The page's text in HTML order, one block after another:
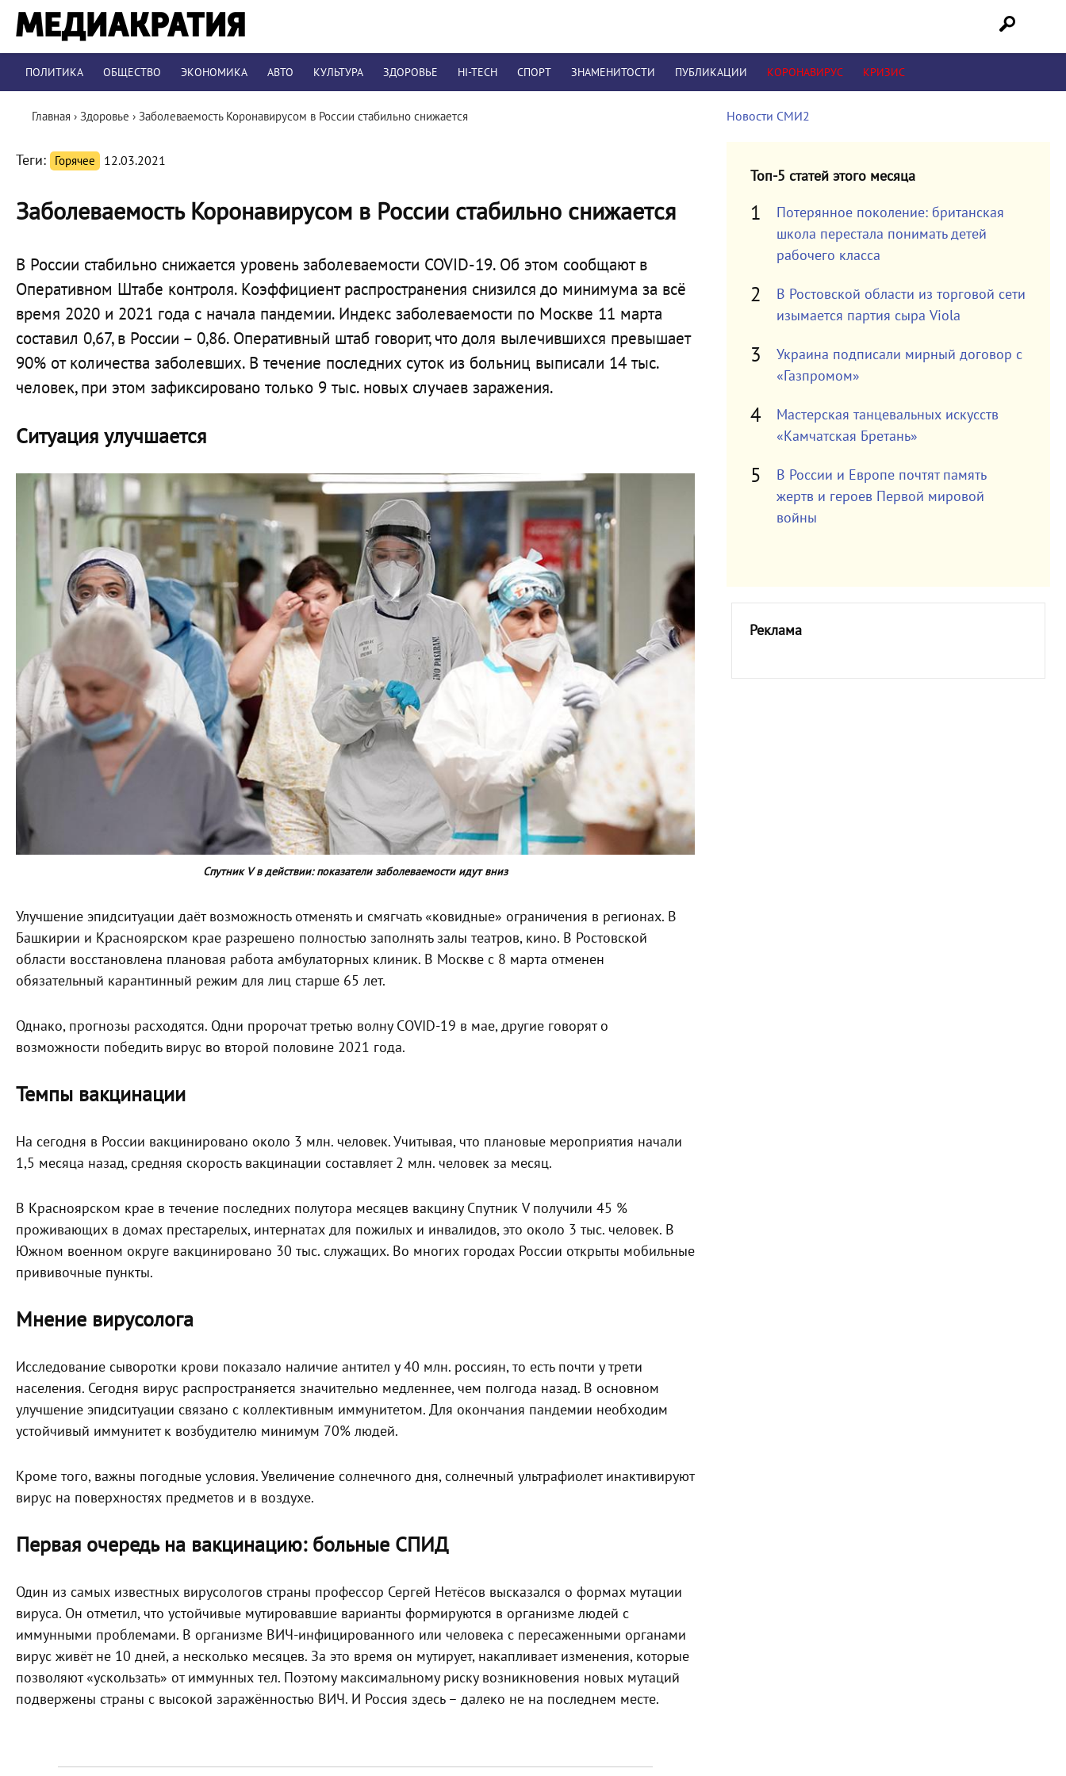
ПОЛИТИКА ОБЩЕСТВО ЭКОНОМИКА АВТО КУЛЬТУРА ЗДОРОВЬЕ HI-TECH СПОРТ ЗНАМЕНИТОСТИ ПУБЛИКАЦИИ КОРОНАВИРУС КРИЗИС
Главная › Здоровье › Заболеваемость Коронавирусом в России стабильно снижается
Теги: Горячее 12.03.2021
Заболеваемость Коронавирусом в России стабильно снижается
В России стабильно снижается уровень заболеваемости COVID-19. Об этом сообщают в
Оперативном Штабе контроля. Коэффициент распространения снизился до минимума за всё
время 2020 и 2021 года с начала пандемии. Индекс заболеваемости по Москве 11 марта
составил 0,67, в России – 0,86. Оперативный штаб говорит, что доля вылечившихся превышает
90% от количества заболевших. В течение последних суток из больниц выписали 14 тыс.
человек, при этом зафиксировано только 9 тыс. новых случаев заражения.
Ситуация улучшается
Спутник V в действии: показатели заболеваемости идут вниз
Улучшение эпидситуации даёт возможность отменять и смягчать «ковидные» ограничения в регионах. В
Башкирии и Красноярском крае разрешено полностью заполнять залы театров, кино. В Ростовской
области восстановлена плановая работа амбулаторных клиник. В Москве с 8 марта отменен
обязательный карантинный режим для лиц старше 65 лет.
Однако, прогнозы расходятся. Одни пророчат третью волну COVID-19 в мае, другие говорят о
возможности победить вирус во второй половине 2021 года.
Темпы вакцинации
На сегодня в России вакцинировано около 3 млн. человек. Учитывая, что плановые мероприятия начали
1,5 месяца назад, средняя скорость вакцинации составляет 2 млн. человек за месяц.
В Красноярском крае в течение последних полутора месяцев вакцину Спутник V получили 45 %
проживающих в домах престарелых, интернатах для пожилых и инвалидов, это около 3 тыс. человек. В
Южном военном округе вакцинировано 30 тыс. служащих. Во многих городах России открыты мобильные
прививочные пункты.
Мнение вирусолога
Исследование сыворотки крови показало наличие антител у 40 млн. россиян, то есть почти у трети
населения. Сегодня вирус распространяется значительно медленнее, чем полгода назад. В основном
улучшение эпидситуации связано с коллективным иммунитетом. Для окончания пандемии необходим
устойчивый иммунитет к возбудителю минимум 70% людей.
Кроме того, важны погодные условия. Увеличение солнечного дня, солнечный ультрафиолет инактивируют
вирус на поверхностях предметов и в воздухе.
Первая очередь на вакцинацию: больные СПИД
Один из самых известных вирусологов страны профессор Сергей Нетёсов высказался о формах мутации
вируса. Он отметил, что устойчивые мутировавшие варианты формируются в организме людей с
иммунными проблемами. В организме ВИЧ-инфицированного или человека с пересаженными органами
вирус живёт не 10 дней, а несколько месяцев. За это время он мутирует, накапливает изменения, которые
позволяют «ускользать» от иммунных тел. Поэтому максимальному риску возникновения новых мутаций
подвержены страны с высокой заражённостью ВИЧ. И Россия здесь – далеко не на последнем месте.
Новости СМИ2
Топ-5 статей этого месяца
Потерянное поколение: британская
школа перестала понимать детей
рабочего класса
В Ростовской области из торговой сети
изымается партия сыра Viola
Украина подписали мирный договор с
«Газпромом»
Мастерская танцевальных искусств
«Камчатская Бретань»
В России и Европе почтят память
жертв и героев Первой мировой
войны
Реклама